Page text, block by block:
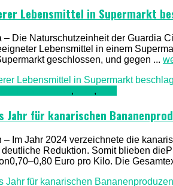
Lebensmittel in Supermarkt
– Die Naturschutzeinheit der Guardia
Lebensmittel in einem
geschlossen, und gegen ...
, ,
Jahr für kanarischen
– Im Jahr 2024 verzeichnete die
Reduktion. Somit blieben
Euro pro Kilo. Die